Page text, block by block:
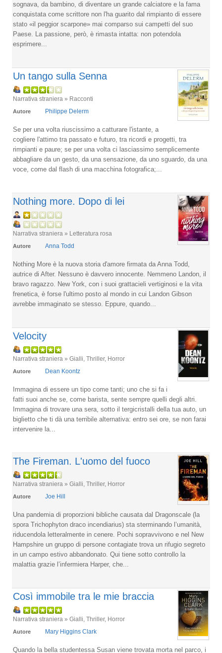
sognava, da bambino, di diventare un grande calciatore e la fama
conquistata come scrittore non l'ha guarito dal rimpianto di essere
stato «il peggior scarpone» mai comparso sui campetti del suo
Paese. La passione, però, è rimasta intatta: non potendola
esprimere...
Un tango sulla Senna
Narrativa straniera » Racconti
Autore Philippe Delerm
Se per una volta riuscissimo a catturare l'istante, a
cogliere l'attimo tra passato e futuro, tra ricordi e progetti, tra
rimpianti e paure; se per una volta ci lasciassimo semplicemente
abbagliare da un gesto, da una sensazione, da uno sguardo, da una
voce, come dal flash di una macchina fotografica;...
Nothing more. Dopo di lei
Narrativa straniera » Letteratura rosa
Autore Anna Todd
Nothing More è la nuova storia d'amore firmata da Anna Todd,
autrice di After. Nessuno è davvero innocente. Nemmeno Landon, il
bravo ragazzo. New York, con i suoi grattacieli vertiginosi e la vita
frenetica, è forse l'ultimo posto al mondo in cui Landon Gibson
avrebbe immaginato se stesso. Eppure, quando...
Velocity
Narrativa straniera » Gialli, Thriller, Horror
Autore Dean Koontz
Immagina di essere un tipo come tanti; uno che si fa i
fatti suoi anche se, come barista, sente sempre quelli degli altri.
Immagina di trovare una sera, sotto il tergicristalli della tua auto, un
biglietto che ti dà una terribile alternativa: entro sei ore, se non farai
intervenire la...
The Fireman. L'uomo del fuoco
Narrativa straniera » Gialli, Thriller, Horror
Autore Joe Hill
Una pandemia di proporzioni bibliche causata dal Dragonscale (la
spora Trichophyton draco incendiarius) sta sterminando l’umanità,
riducendola letteralmente in cenere. Pochi sopravvivono e nel New
Hampshire un gruppo di persone contagiate trova un rifugio segreto
in un campo estivo abbandonato. Qui tiene sotto controllo la
malattia grazie l’infermiera Harper, che...
Così immobile tra le mie braccia
Narrativa straniera » Gialli, Thriller, Horror
Autore Mary Higgins Clark
Quando la bella studentessa Susan viene trovata morta nel parco, i